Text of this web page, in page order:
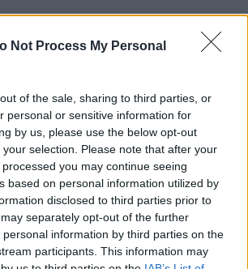
Not Process My Personal
of the sale, sharing to third parties, or
personal or sensitive information for
by us, please use the below opt-out
selection. Please note that after your
you may continue seeing
based on personal information utilized by
disclosed to third parties prior to
separately opt-out of the further
information by third parties on the
participants. This information may
előrejelzése 30
Aug 11. Aug 12. Aug 13. Aug 14.